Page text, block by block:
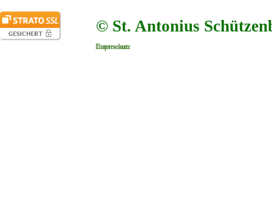
© St. Antonius
Impressum
Datenschutz